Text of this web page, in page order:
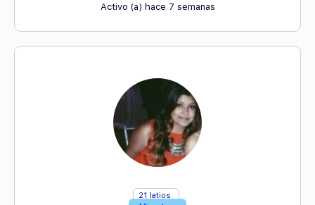
Activo (a) hace 7 semanas
21 latios